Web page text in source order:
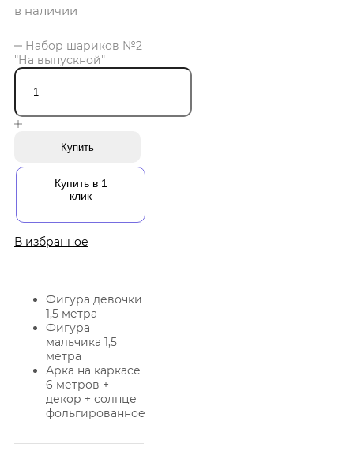
в наличии
Набор шариков №2
"На выпускной"
Купить
Купить в 1
клик
В избранное
Фигура девочки
1,5 метра
Фигура
мальчика 1,5
метра
Арка на каркасе
6 метров +
декор + солнце
фольгированное